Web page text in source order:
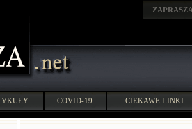
COVID-19 CIEKAWE LINKI